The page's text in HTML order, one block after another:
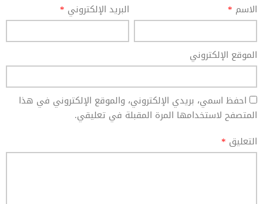
الاسم * البريد الإلكتروني *
الموقع الإلكتروني
احفظ اسمي، بريدي الإلكتروني، والموقع الإلكتروني في هذا
المتصفح لاستخدامها المرة المقبلة في تعليقي.
التعليق *